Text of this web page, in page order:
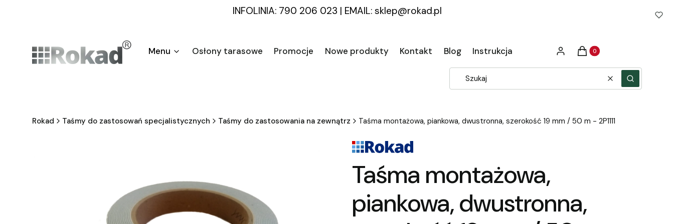
INFOLINIA: 790 206 023 | EMAIL: sklep@rokad.pl
Menu Osłony tarasowe Promocje Nowe produkty Kontakt Blog Instrukcja Zaloguj sięProdukty w koszyku: 0.
Koszyk
WyczyśćSzukaj
Rokad Taśmy do zastosowań specjalistycznych Taśmy do zastosowania na zewnątrz Taśma montażowa, piankowa, dwustronna, szerokość 19 mm / 50 m - 2P1111
Taśma montażowa,
piankowa, dwustronna,